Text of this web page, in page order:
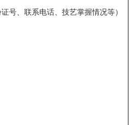
号、联系电话、技艺掌握情况等）